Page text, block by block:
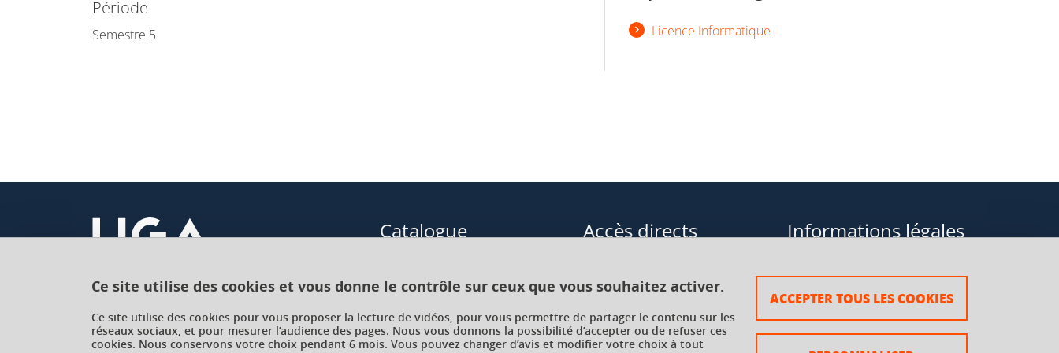
Ce site utilise des cookies et vous donne le contrôle sur ceux que vous souhaitez activer.
Ce site utilise des cookies pour vous proposer la lecture de vidéos, pour vous permettre de partager le contenu sur les
réseaux sociaux, et pour mesurer l’audience des pages. Nous vous donnons la possibilité d’accepter ou de refuser ces
cookies. Nous conservons votre choix pendant 6 mois. Vous pouvez changer d’avis et modifier votre choix à tout
ACCEPTER TOUS LES COOKIES
Période
Semestre 5 Licence Informatique
Université Grenoble Alpes
621 avenue Centrale
38400 Saint-Martin-d'Hères
Catalogue
Formations courtes
Accès directs
Enseignements transversaux à
choix (ETC)
Informations légales
Plan du site
Mentions légales